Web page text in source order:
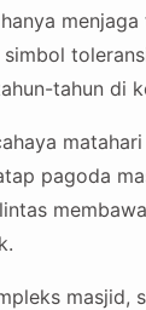
tahun di
pagoda
masjid,